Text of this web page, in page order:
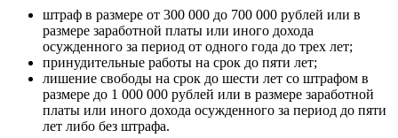
штраф в размере от 300 000 до 700 000 рублей или в
размере заработной платы или иного дохода
осужденного за период от одного года до трех лет;
принудительные работы на срок до пяти лет;
лишение свободы на срок до шести лет со штрафом в
размере до 1 000 000 рублей или в размере заработной
платы или иного дохода осужденного за период до пяти
лет либо без штрафа.